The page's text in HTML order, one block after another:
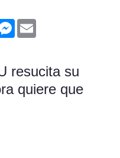
Messenger
resucita su
quiere que